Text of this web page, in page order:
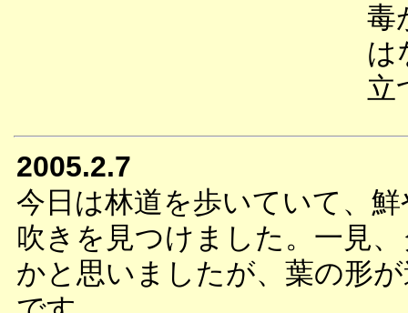
毒
は
立
2005.2.7
今日は林道を歩いていて、
吹きを見つけました。一見
かと思いましたが、葉の形